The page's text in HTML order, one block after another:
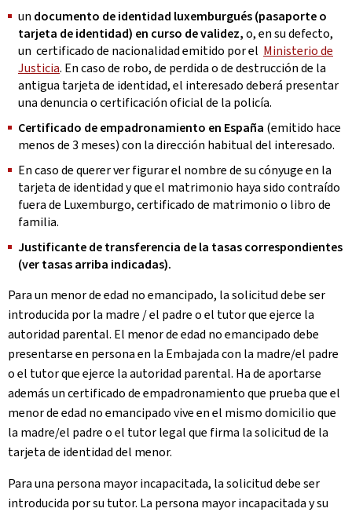
un documento de identidad luxemburgués (pasaporte o
tarjeta de identidad) en curso de validez,o, en su defecto,
un certificado de nacionalidad emitido por el Ministerio de
Justicia. En caso de robo, de perdida o de destrucción de la
antigua tarjeta de identidad, el interesado deberá presentar
una denuncia o certificación oficial de la policía.
Certificado de empadronamiento en España (emitido hace
menos de 3 meses) con la dirección habitual del interesado.
En caso de querer ver figurar el nombre de su cónyuge en la
tarjeta de identidad y que el matrimonio haya sido contraído
fuera de Luxemburgo, certificado de matrimonio o libro de
familia.
Justificante de transferencia de la tasas correspondientes
(ver tasas arriba indicadas).
Para un menor de edad no emancipado, la solicitud debe ser
introducida por la madre / el padre o el tutor que ejerce la
autoridad parental. El menor de edad no emancipado debe
presentarse en persona en la Embajada con la madre/el padre
o el tutor que ejerce la autoridad parental. Ha de aportarse
además un certificado de empadronamiento que prueba que el
menor de edad no emancipado vive en el mismo domicilio que
la madre/el padre o el tutor legal que firma la solicitud de la
tarjeta de identidad del menor.
Para una persona mayor incapacitada, la solicitud debe ser
introducida por su tutor. La persona mayor incapacitada y su